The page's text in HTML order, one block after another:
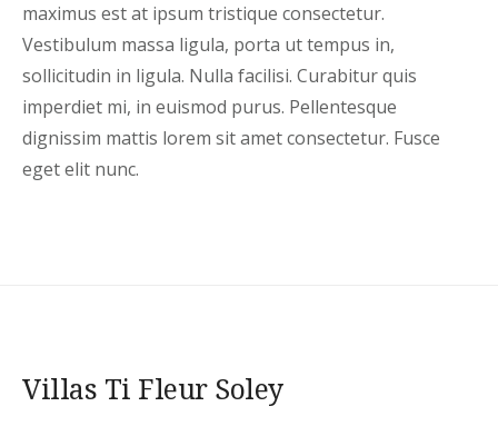
maximus est at ipsum tristique consectetur.
Vestibulum massa ligula, porta ut tempus in,
sollicitudin in ligula. Nulla facilisi. Curabitur quis
imperdiet mi, in euismod purus. Pellentesque
dignissim mattis lorem sit amet consectetur. Fusce
eget elit nunc.
Villas Ti Fleur Soley